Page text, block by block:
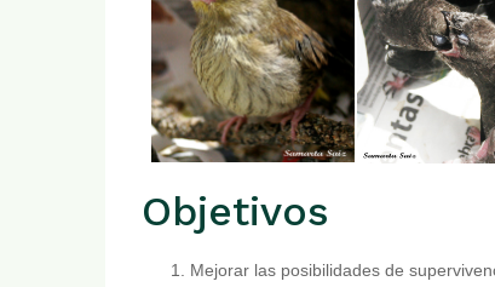
Objetivos
Mejorar las posibilidades de